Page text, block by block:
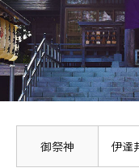
御祭神 伊達